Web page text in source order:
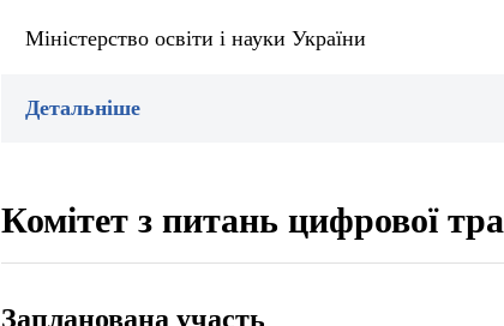
Міністерство освіти і науки України
Детальніше
Комітет з питань цифрової
Запланована участь